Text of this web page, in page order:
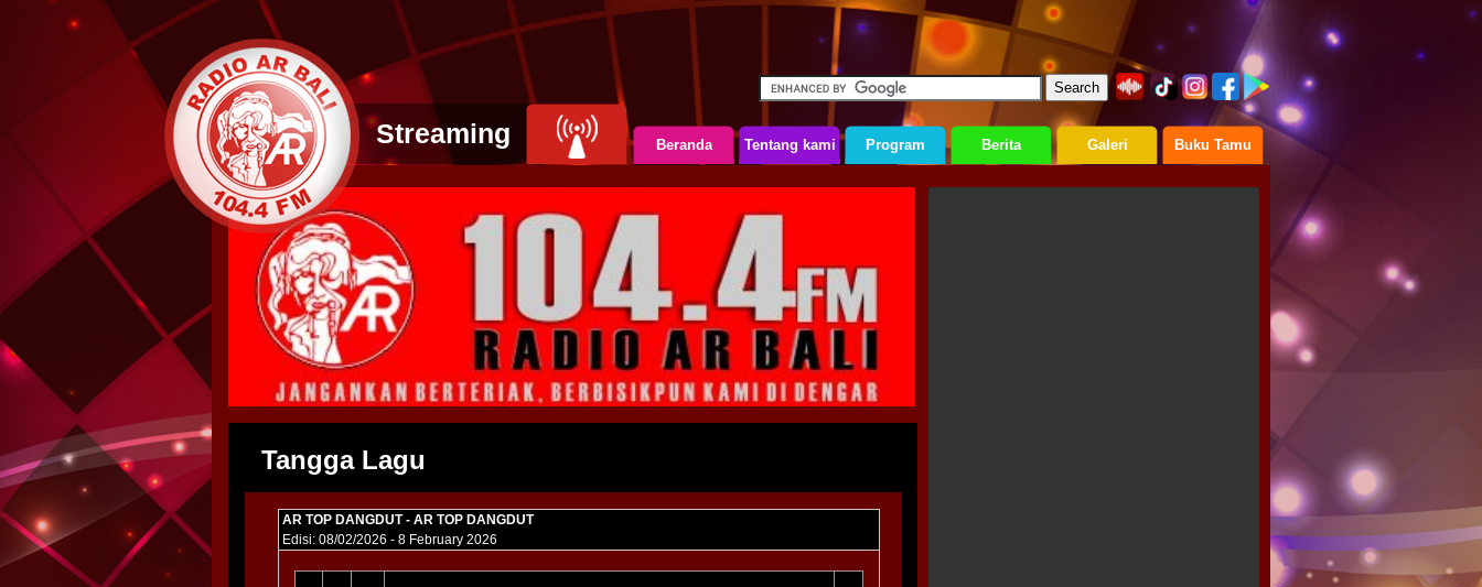
Streaming Beranda Tentang kami Program Berita Galeri Buku Tamu
Tangga Lagu
AR TOP DANGDUT - AR TOP DANGDUT
Edisi: 08/02/2026 - 8 February 2026